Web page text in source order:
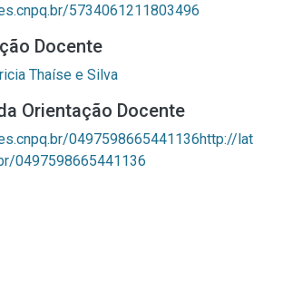
5734061211803496
Docente
Thaíse e Silva
Orientação Docente
0497598665441136http://lat
0497598665441136